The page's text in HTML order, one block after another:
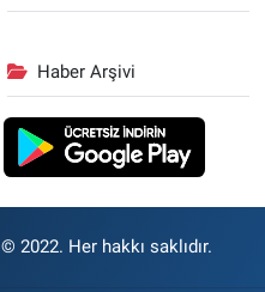
Haber Arşivi
2022. Her hakkı saklıdır.